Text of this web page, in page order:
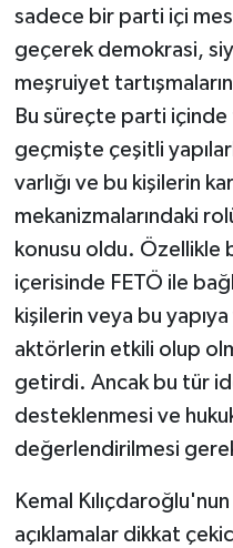
sadece bir parti içi
geçerek demokrasi,
meşruiyet
Bu süreçte parti içinde
geçmişte çeşitli
varlığı ve bu kişilerin
mekanizmalarındaki
konusu oldu. Özellikle
içerisinde FETÖ ile
kişilerin veya bu
aktörlerin etkili olup
getirdi. Ancak bu tür
desteklenmesi ve
değerlendirilmesi
Kemal
açıklamalar dikkat